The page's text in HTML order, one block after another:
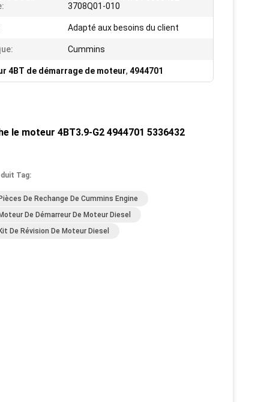
3708Q01-010
Adapté aux besoins du client
Cummins
4BT de démarrage de moteur, 4944701
le moteur 4BT3.9-G2 4944701 5336432
Tag:
Pièces De Rechange De Cummins Engine
Moteur De Démarreur De Moteur Diesel
Kit De Révision De Moteur Diesel